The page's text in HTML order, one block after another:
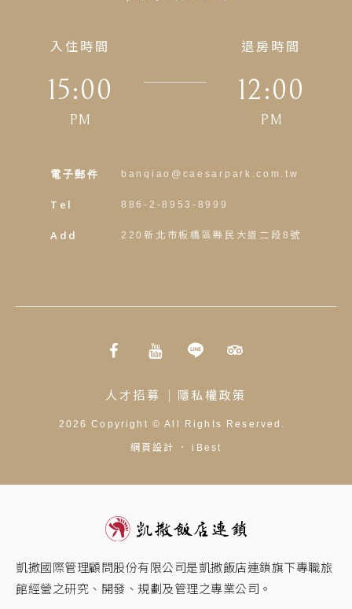
入住時間
15:00
PM
退房時間
12:00
PM
電子郵件 banqiao@caesarpark.com.tw
Tel 886-2-8953-8999
Add 220新北市板橋區縣民大道二段8號
人才招募 隱私權政策
2026 Copyright © All Rights Reserved.
網頁設計 ． iBest
凱撒國際管理顧問股份有限公司是凱撒飯店連鎖旗下專職旅
館經營之研究、開發、規劃及管理之專業公司。